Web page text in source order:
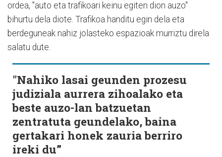
ordea, "auto eta trafikoari keinu egiten dion auzo"
bihurtu dela diote. Trafikoa handitu egin dela eta
berdeguneak nahiz jolasteko espazioak murriztu direla
salatu dute.
"Nahiko lasai geunden prozesu
judiziala aurrera zihoalako eta
beste auzo-lan batzuetan
zentratuta geundelako, baina
gertakari honek zauria berriro
ireki du”